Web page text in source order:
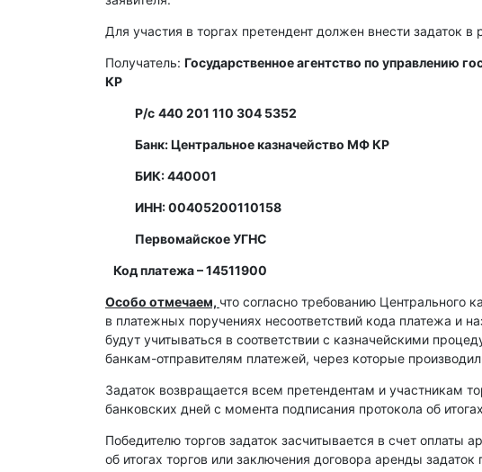
Для участия в торгах претендент должен внести задаток в
Получатель: Государственное агентство по управлению
КР
Р/с 440 201 110 304 5352
Банк: Центральное казначейство МФ КР
БИК: 440001
ИНН: 00405200110158
Первомайское УГНС
Код платежа – 14511900
Особо отмечаем, что согласно требованию Центрального
в платежных поручениях несоответствий кода платежа и
будут учитываться в соответствии с казначейскими
банкам-отправителям платежей, через которые
Задаток возвращается всем претендентам и участникам
банковских дней с момента подписания протокола об
Победителю торгов задаток засчитывается в счет оплаты
об итогах торгов или заключения договора аренды